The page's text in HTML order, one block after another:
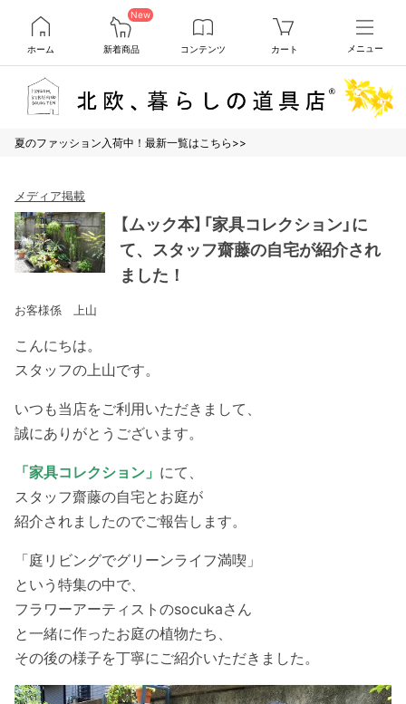
ホーム
New
新着商品 コンテンツ カート メニュー
夏のファッション入荷中！最新一覧はこちら>>
メディア掲載
【ムック本】「家具コレクション」に
て、スタッフ齋藤の自宅が紹介され
ました！
お客様係 上山
こんにちは。
スタッフの上山です。
いつも当店をご利用いただきまして、
誠にありがとうございます。
「家具コレクション」 にて、
スタッフ齋藤の自宅とお庭が
紹介されましたのでご報告します。
「庭リビングでグリーンライフ満喫」
という特集の中で、
フラワーアーティストのsocukaさん
と一緒に作ったお庭の植物たち、
その後の様子を丁寧にご紹介いただきました。